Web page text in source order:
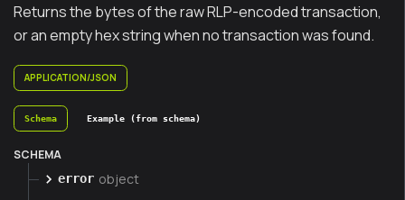
Returns the bytes of the raw RLP-encoded transaction,
or an empty hex string when no transaction was found.
APPLICATION/JSON
Schema Example (from schema)
SCHEMA
error object